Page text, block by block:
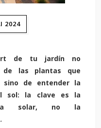
2024
de las plantas que
sino de entender la
sol: la clave es la
solar, no la